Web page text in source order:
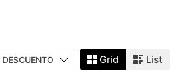
DESCUENTO Grid List